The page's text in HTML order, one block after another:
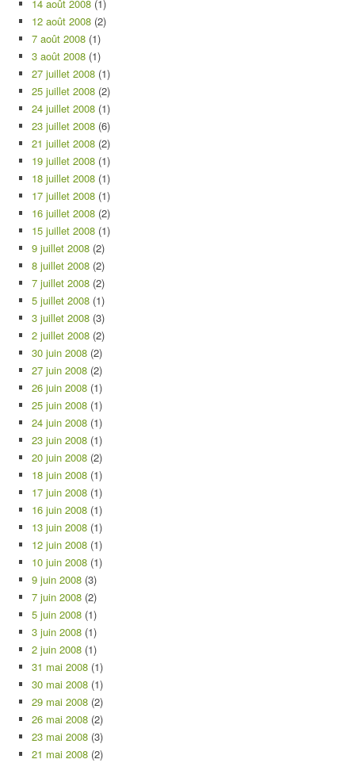
14 août 2008 (1)
12 août 2008 (2)
7 août 2008 (1)
3 août 2008 (1)
27 juillet 2008 (1)
25 juillet 2008 (2)
24 juillet 2008 (1)
23 juillet 2008 (6)
21 juillet 2008 (2)
19 juillet 2008 (1)
18 juillet 2008 (1)
17 juillet 2008 (1)
16 juillet 2008 (2)
15 juillet 2008 (1)
9 juillet 2008 (2)
8 juillet 2008 (2)
7 juillet 2008 (2)
5 juillet 2008 (1)
3 juillet 2008 (3)
2 juillet 2008 (2)
30 juin 2008 (2)
27 juin 2008 (2)
26 juin 2008 (1)
25 juin 2008 (1)
24 juin 2008 (1)
23 juin 2008 (1)
20 juin 2008 (2)
18 juin 2008 (1)
17 juin 2008 (1)
16 juin 2008 (1)
13 juin 2008 (1)
12 juin 2008 (1)
10 juin 2008 (1)
9 juin 2008 (3)
7 juin 2008 (2)
5 juin 2008 (1)
3 juin 2008 (1)
2 juin 2008 (1)
31 mai 2008 (1)
30 mai 2008 (1)
29 mai 2008 (2)
26 mai 2008 (2)
23 mai 2008 (3)
21 mai 2008 (2)